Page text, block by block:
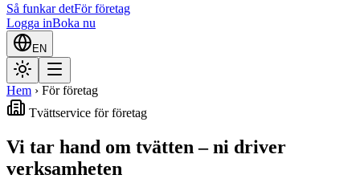
Så funkar detFör företag
Logga inBoka nu
EN
Hem › För företag
Tvättservice för företag
Vi tar hand om tvätten – ni driver
verksamheten